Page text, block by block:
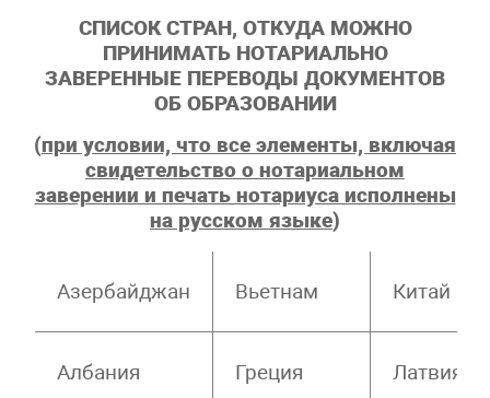
СПИСОК СТРАН, ОТКУДА МОЖНО
ПРИНИМАТЬ НОТАРИАЛЬНО
ЗАВЕРЕННЫЕ ПЕРЕВОДЫ ДОКУМЕНТОВ
ОБ ОБРАЗОВАНИИ
(при условии, что все элементы, включая
свидетельство о нотариальном
заверении и печать нотариуса исполнены
на русском языке)
Азербайджан Вьетнам Китай
Албания Греция Латвия